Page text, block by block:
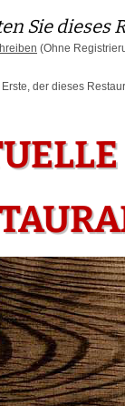
Sie dieses
(Ohne
der dieses